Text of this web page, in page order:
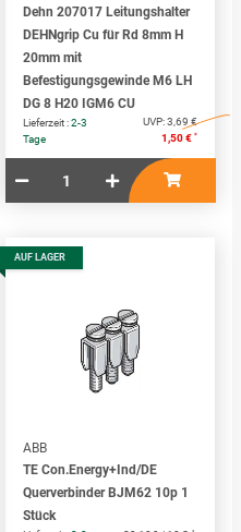
Dehn 207017 Leitungshalter
DEHNgrip Cu für Rd 8mm H
20mm mit
Befestigungsgewinde M6 LH
DG 8 H20 IGM6 CU
Lieferzeit :2-3
Tage
UVP:3,69 €
1,50 € *
AUF LAGER
ABB
TE Con.Energy+Ind/DE
Querverbinder BJM62 10p 1
Stück